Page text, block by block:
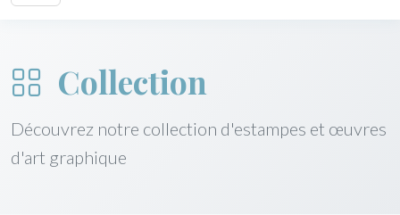
Collection
Découvrez notre collection d'estampes et œuvres
d'art graphique